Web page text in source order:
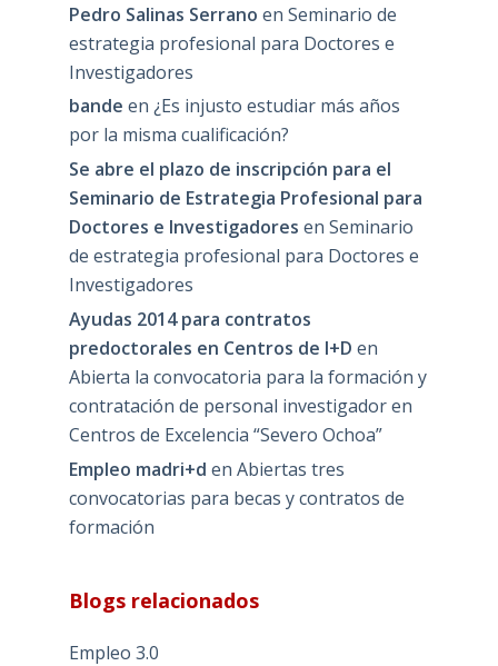
Pedro Salinas Serrano en Seminario de
estrategia profesional para Doctores e
Investigadores
bande en ¿Es injusto estudiar más años
por la misma cualificación?
Se abre el plazo de inscripción para el
Seminario de Estrategia Profesional para
Doctores e Investigadores en Seminario
de estrategia profesional para Doctores e
Investigadores
Ayudas 2014 para contratos
predoctorales en Centros de I+D en
Abierta la convocatoria para la formación y
contratación de personal investigador en
Centros de Excelencia “Severo Ochoa”
Empleo madri+d en Abiertas tres
convocatorias para becas y contratos de
formación
Blogs relacionados
Empleo 3.0